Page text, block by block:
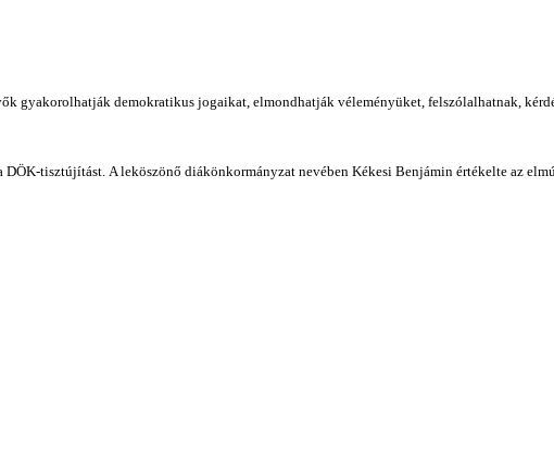
gyakorolhatják demokratikus jogaikat, elmondhatják véleményüket, felszólalhatnak,
tisztújítást. A leköszönő diákönkormányzat nevében Kékesi Benjámin értékelte az